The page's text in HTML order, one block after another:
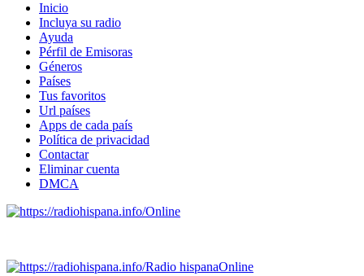
Inicio
Incluya su radio
Ayuda
Pérfil de Emisoras
Géneros
Países
Tus favoritos
Url países
Apps de cada país
Política de privacidad
Contactar
Eliminar cuenta
DMCA
Online
Radio hispanaOnline